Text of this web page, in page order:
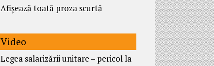
Afișează toată proza scurtă
Video
Legea salarizării unitare – pericol la